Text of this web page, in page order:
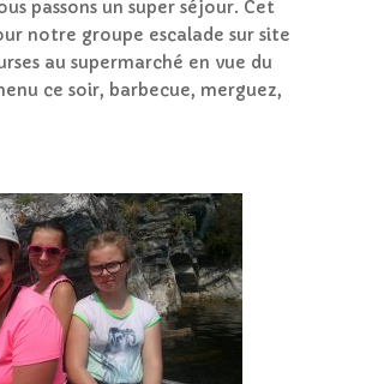
passons un super séjour. Cet
notre groupe escalade sur site
au supermarché en vue du
ce soir, barbecue, merguez,